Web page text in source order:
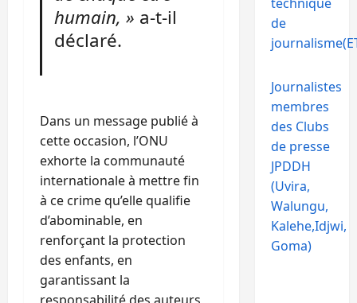
humain, » a-t-il
déclaré.
Dans un message publié à
cette occasion, l’ONU
exhorte la communauté
internationale à mettre fin
à ce crime qu’elle qualifie
d’abominable, en
renforçant la protection
des enfants, en
garantissant la
responsabilité des auteurs
de
Journalistes
membres
des Clubs
de presse
JPDDH
(Uvira,
Walungu,
Kalehe,Idjwi,
Goma)